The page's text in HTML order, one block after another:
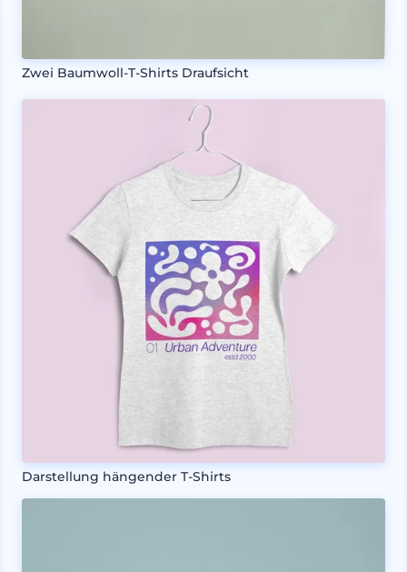
Zwei Baumwoll-T-Shirts Draufsicht
Darstellung hängender T-Shirts